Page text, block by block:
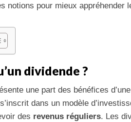
notions pour mieux appréhender
dividende ?
une part des bénéfices
dans un modèle
des revenus réguliers. Les